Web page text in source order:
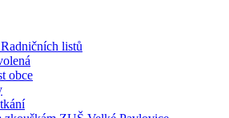
listů
obce